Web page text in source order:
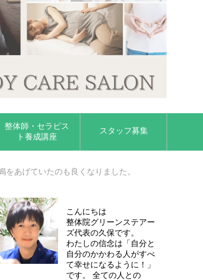
整体師・セラピス
ト養成講座
スタッフ募集
をあげていたのも良くなりました。
こんにちは
整体院グリーンステアー
ズ代表の久保です。
わたしの信念は「自分と
自分のかかわる人がすべ
て幸せになるように！」
です。 全ての人との